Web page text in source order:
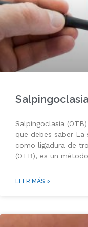
Salpingoclasia
que debes saber La
como ligadura de
(OTB), es un
LEER MÁS »